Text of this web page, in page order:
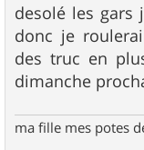
s
s
a
g
e
desolé les gars
donc je
des truc en
dimanche
ma fille mes potes